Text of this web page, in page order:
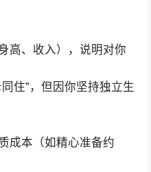
高、收入），说明对你
住”，但因你坚持独立生
成本（如精心准备约